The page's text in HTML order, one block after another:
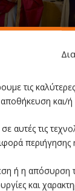
τις
αυτές τις
περιήγησης
ή η απόσυρση
και